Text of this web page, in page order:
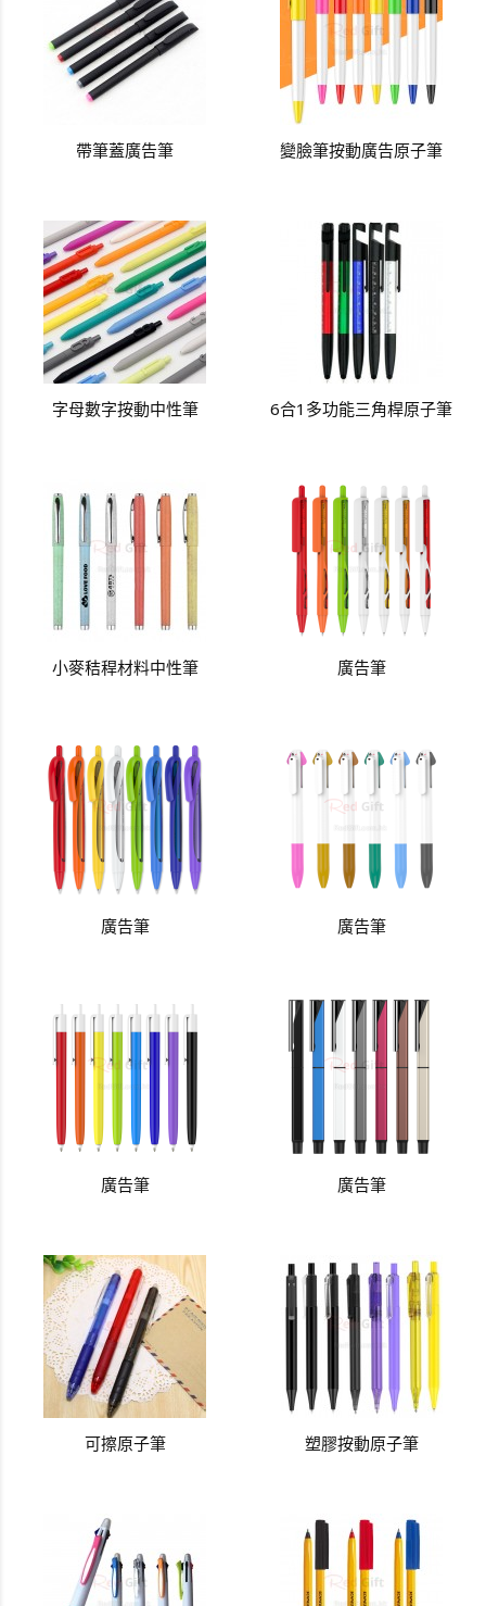
帶筆蓋廣告筆 變臉筆按動廣告原子筆
字母數字按動中性筆 6合1多功能三角桿原子筆
小麥秸稈材料中性筆 廣告筆
廣告筆 廣告筆
廣告筆 廣告筆
可擦原子筆 塑膠按動原子筆